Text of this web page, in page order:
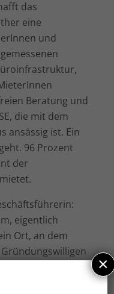
das
eine
und
Beratung und
die mit dem
ansässig ist. Ein
96 Prozent
der
eigentlich
Ort, an dem
Dach
auch
×